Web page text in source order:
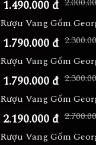
1.490.000 đ
Rượu Vang Gốm
1.790.000 đ
Rượu Vang Gốm
1.790.000 đ
Rượu Vang Gốm
2.190.000 đ
Rượu Vang Gốm